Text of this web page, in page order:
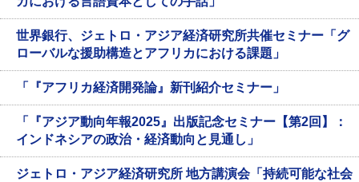
世界銀行、ジェトロ・アジア経済研究所共催セミナー「グ
ローバルな援助構造とアフリカにおける課題」
「『アフリカ経済開発論』新刊紹介セミナー」
「『アジア動向年報2025』出版記念セミナー【第2回】：
インドネシアの政治・経済動向と見通し」
ジェトロ・アジア経済研究所 地方講演会「持続可能な社会